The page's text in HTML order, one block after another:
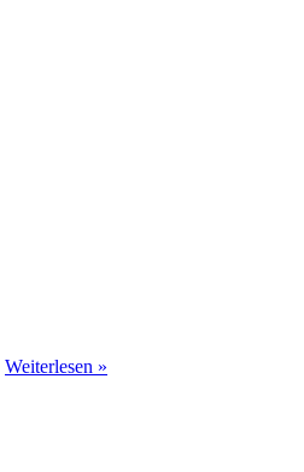
Weiterlesen »